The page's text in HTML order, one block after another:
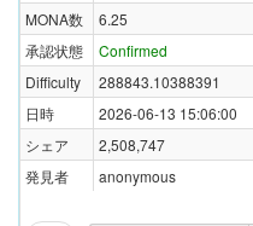
MONA数
6.25
承認状態
Confirmed
Difficulty
288843.10388391
日時
2026-06-13 15:06:00
シェア
2,508,747
発見者
anonymous